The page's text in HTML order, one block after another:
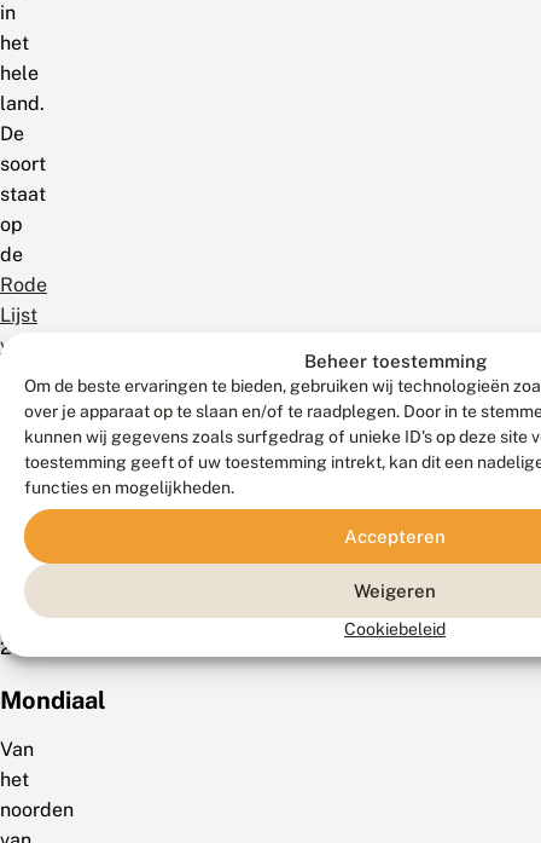
Beheer toestemming
Om de beste ervaringen te bieden, gebruiken wij technologieën
over je apparaat op te slaan en/of te raadplegen. Door in te
kunnen wij gegevens zoals surfgedrag of unieke ID's op deze site
toestemming geeft of uw toestemming intrekt, kan dit een
functies en mogelijkheden.
Accepteren
Weigeren
Cookiebeleid
in
het
hele
land.
De
soort
staat
op
de
Rode
Lijst
van
Vlaanderen
als
Momenteel
niet
Gevaar
(Veraghtert
2023).
Mondiaal
Van
het
noorden